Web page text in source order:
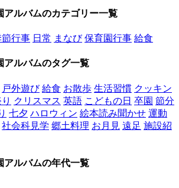
アルバムのカテゴリー一覧
節行事 日常 まなび 保育園行事 給食
アルバムのタグ一覧
戸外遊び 給食 お散歩 生活習慣 クッキン
クリスマス 英語 こどもの日 卒園 節分
七夕 ハロウィン 絵本読み聞かせ 運動
社会科見学 郷土料理 お月見 遠足 施設紹
アルバムの年代一覧